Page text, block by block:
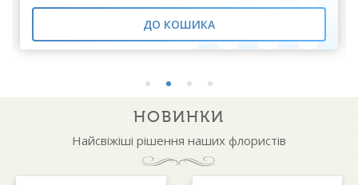
ДО КОШИКА
НОВИНКИ
Найсвіжіші рішення наших флористів